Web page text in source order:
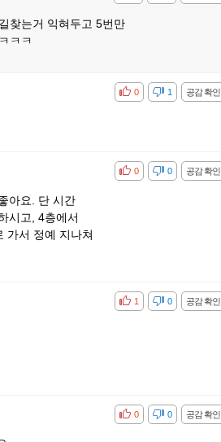
찾는거 익혀두고 5번만
ㅋㅋ
공감 확인
비공감 1
0
공감 확인
비공감 0
0
아요. 단 시간
시고, 4층에서
가서 정예 지나쳐
공감 확인
비공감 0
1
공감 확인
비공감 0
0